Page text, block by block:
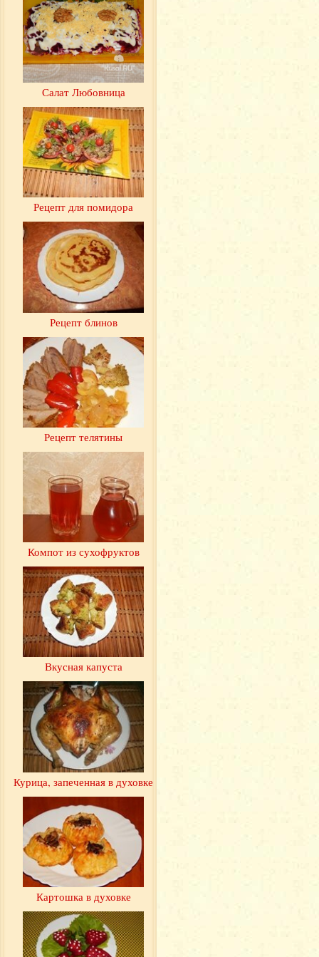
Салат Любовница
Рецепт для помидора
Рецепт блинов
Рецепт телятины
Компот из сухофруктов
Вкусная капуста
Курица, запеченная в духовке
Картошка в духовке